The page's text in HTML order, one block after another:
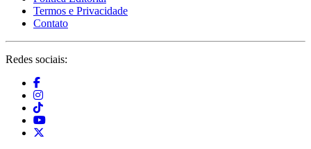
Termos e Privacidade
Contato
Redes sociais: